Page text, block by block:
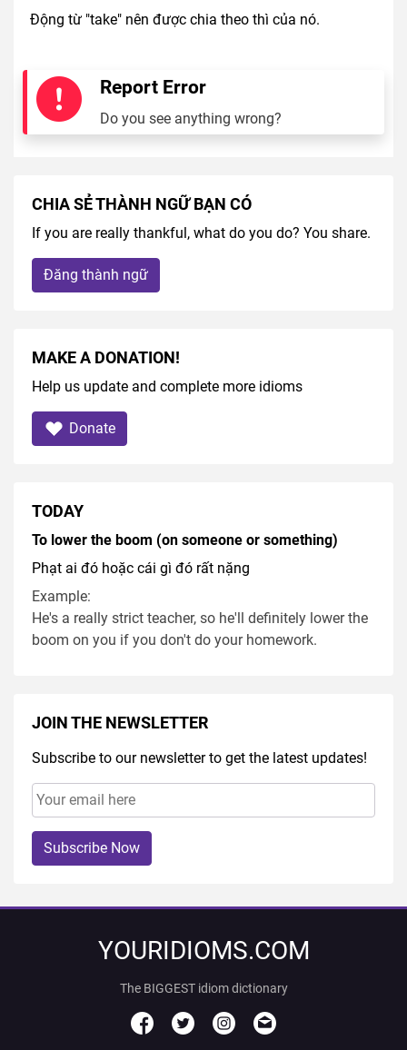
Động từ "take" nên được chia theo thì của nó.
Report Error
Do you see anything wrong?
CHIA SẺ THÀNH NGỮ BẠN CÓ
If you are really thankful, what do you do? You share.
Đăng thành ngữ
MAKE A DONATION!
Help us update and complete more idioms
Donate
TODAY
To lower the boom (on someone or something)
Phạt ai đó hoặc cái gì đó rất nặng
Example:
He's a really strict teacher, so he'll definitely lower the
boom on you if you don't do your homework.
JOIN THE NEWSLETTER
Subscribe to our newsletter to get the latest updates!
Subscribe Now
YOURIDIOMS.COM
The BIGGEST idiom dictionary